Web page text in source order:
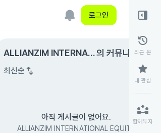
로그인
ALLIANZIM INTERNATI
ONAL EQUITY BUFFE
의 커뮤니티expand_circle_right
최신순 swap_vert
아직 게시글이 없어요.
ALLIANZIM INTERNATIONAL EQUITY
right_panel_open
history
최근 본
star
내 관심
partner_exchange
함께투자